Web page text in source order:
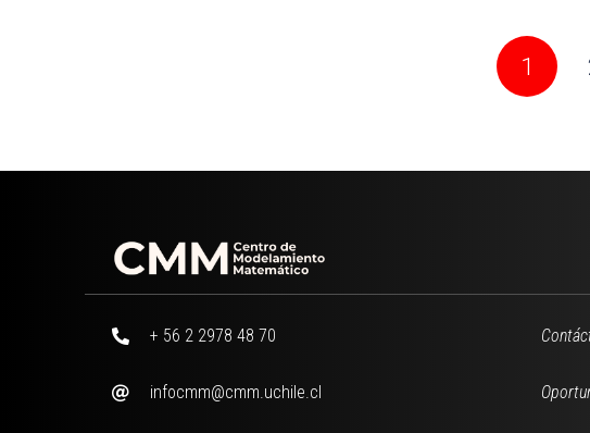
1
+ 56 2 2978 48 70
infocmm@cmm.uchile.cl